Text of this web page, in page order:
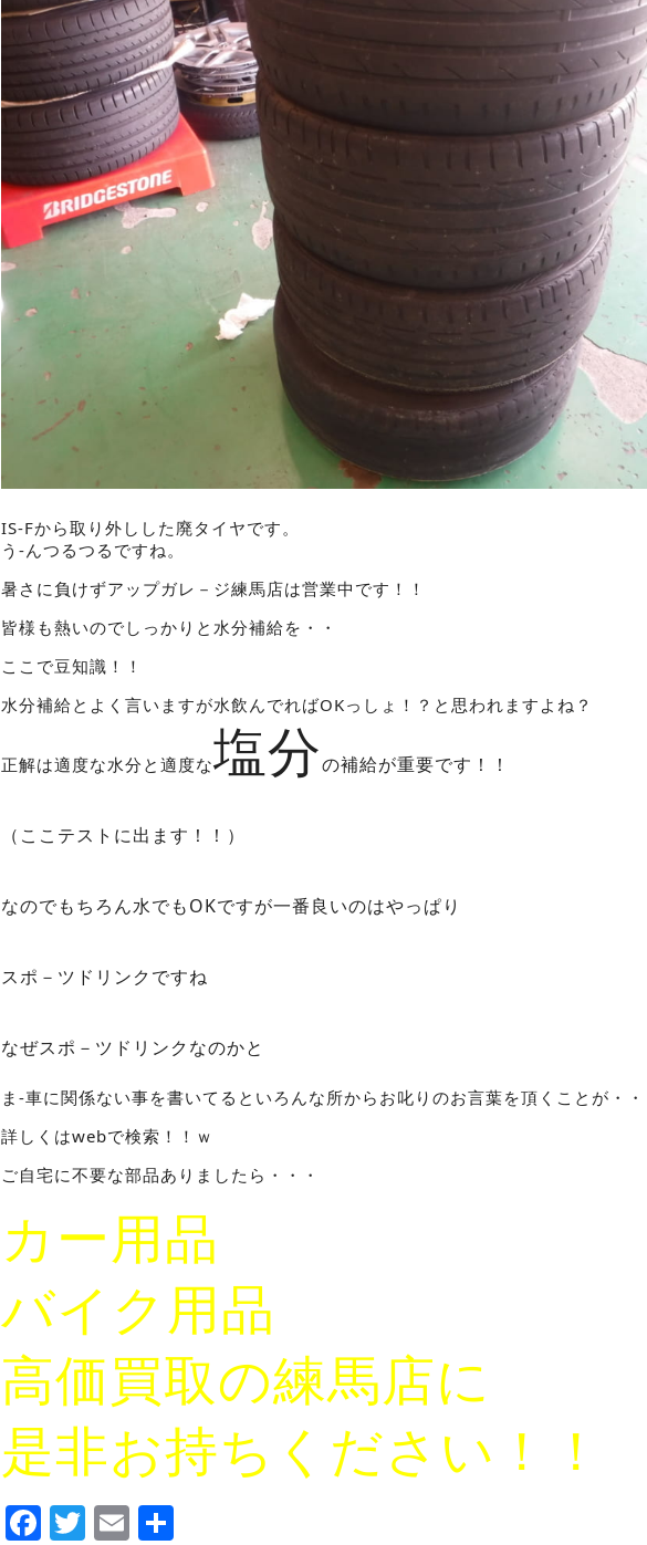
IS-Fから取り外しした廃タイヤです。
う-んつるつるですね。
暑さに負けずアップガレ－ジ練馬店は営業中です！！
皆様も熱いのでしっかりと水分補給を・・
ここで豆知識！！
水分補給とよく言いますが水飲んでればOKっしょ！？と思われますよね？
正解は適度な水分と適度な塩分の補給が重要です！！
（ここテストに出ます！！）
なのでもちろん水でもOKですが一番良いのはやっぱり
スポ－ツドリンクですね
なぜスポ－ツドリンクなのかと
ま-車に関係ない事を書いてるといろんな所からお叱りのお言葉を頂くことが・
詳しくはwebで検索！！ｗ
ご自宅に不要な部品ありましたら・・・
カー用品
バイク用品
高価買取の練馬店に
是非お持ちください！！
Facebook
Twitter
Email